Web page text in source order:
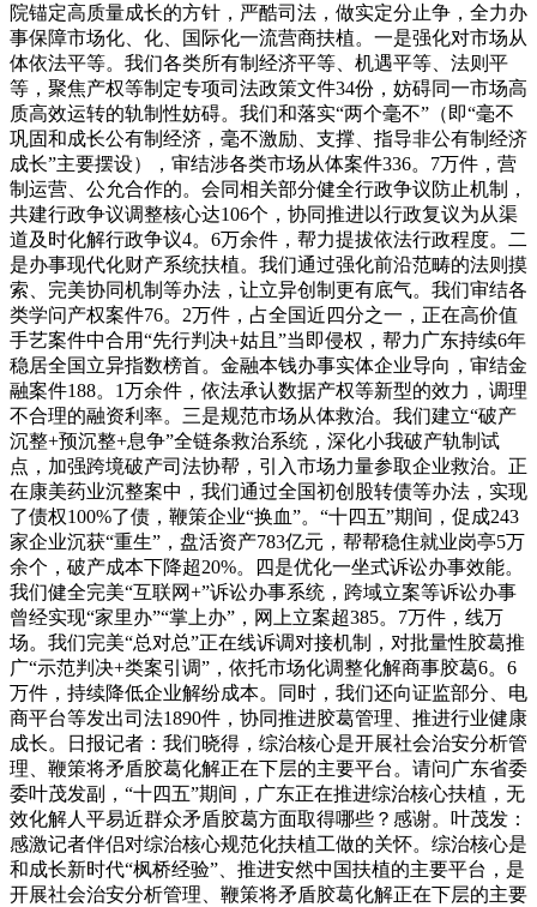
院锚定高质量成长的方针，严酷司法，做实定分止争，全力办
事保障市场化、化、国际化一流营商扶植。一是强化对市场从
体依法平等。我们各类所有制经济平等、机遇平等、法则平
等，聚焦产权等制定专项司法政策文件34份，妨碍同一市场高
质高效运转的轨制性妨碍。我们和落实“两个毫不”（即“毫不
巩固和成长公有制经济，毫不激励、支撑、指导非公有制经济
成长”主要摆设），审结涉各类市场从体案件336。7万件，营
制运营、公允合作的。会同相关部分健全行政争议防止机制，
共建行政争议调整核心达106个，协同推进以行政复议为从渠
道及时化解行政争议4。6万余件，帮力提拔依法行政程度。二
是办事现代化财产系统扶植。我们通过强化前沿范畴的法则摸
索、完美协同机制等办法，让立异创制更有底气。我们审结各
类学问产权案件76。2万件，占全国近四分之一，正在高价值
手艺案件中合用“先行判决+姑且”当即侵权，帮力广东持续6年
稳居全国立异指数榜首。金融本钱办事实体企业导向，审结金
融案件188。1万余件，依法承认数据产权等新型的效力，调理
不合理的融资利率。三是规范市场从体救治。我们建立“破产
沉整+预沉整+息争”全链条救治系统，深化小我破产轨制试
点，加强跨境破产司法协帮，引入市场力量参取企业救治。正
在康美药业沉整案中，我们通过全国初创股转债等办法，实现
了债权100%了债，鞭策企业“换血”。“十四五”期间，促成243
家企业沉获“重生”，盘活资产783亿元，帮帮稳住就业岗亭5万
余个，破产成本下降超20%。四是优化一坐式诉讼办事效能。
我们健全完美“互联网+”诉讼办事系统，跨域立案等诉讼办事
曾经实现“家里办”“掌上办”，网上立案超385。7万件，线万
场。我们完美“总对总”正在线诉调对接机制，对批量性胶葛推
广“示范判决+类案引调”，依托市场化调整化解商事胶葛6。6
万件，持续降低企业解纷成本。同时，我们还向证监部分、电
商平台等发出司法1890件，协同推进胶葛管理、推进行业健康
成长。日报记者：我们晓得，综治核心是开展社会治安分析管
理、鞭策将矛盾胶葛化解正在下层的主要平台。请问广东省委
委叶茂发副，“十四五”期间，广东正在推进综治核心扶植，无
效化解人平易近群众矛盾胶葛方面取得哪些？感谢。叶茂发：
感激记者伴侣对综治核心规范化扶植工做的关怀。综治核心是
和成长新时代“枫桥经验”、推进安然中国扶植的主要平台，是
开展社会治安分析管理、鞭策将矛盾胶葛化解正在下层的主要